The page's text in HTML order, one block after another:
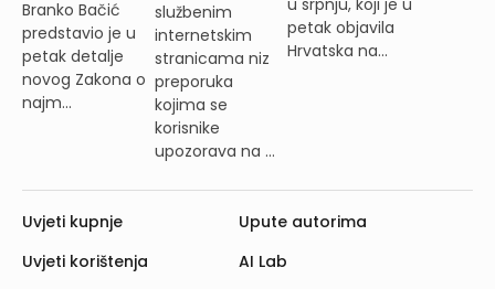
Branko Bačić
predstavio je u
petak detalje
novog Zakona o
najm...
službenim
internetskim
stranicama niz
preporuka
kojima se
korisnike
upozorava na ...
petak objavila
Hrvatska na...
Uvjeti kupnje
Uvjeti korištenja
Upute autorima
AI Lab